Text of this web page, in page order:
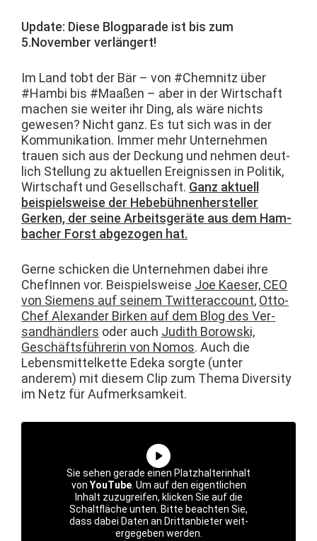
Update: Diese Blog­pa­rade ist bis zum
5.November verlängert!
Im Land tobt der Bär – von #Chem­nitz über
#Ham­bi bis #Maaßen – aber in der Wirtschaft
machen sie weit­er ihr Ding, als wäre nichts
gewe­sen? Nicht ganz. Es tut sich was in der
Kom­mu­nika­tion. Immer mehr Unternehmen
trauen sich aus der Deck­ung und nehmen deut­
lich Stel­lung zu aktuellen Ereignis­sen in Poli­tik,
Wirtschaft und Gesellschaft. Ganz aktuell
beispiel­sweise der Hebe­büh­nen­her­steller
Gerken, der seine Arbeits­geräte aus dem Ham­
bach­er Forst abge­zo­gen hat.
Gerne schick­en die Unternehmen dabei ihre
ChefInnen vor. Beispiel­sweise Joe Kaeser, CEO
von Siemens auf seinem Twit­ter­ac­count, Otto-
Chef Alexan­der Birken auf dem Blog des Ver­
sand­händlers oder auch Judith Borows­ki,
Geschäfts­führerin von Nomos. Auch die
Lebens­mit­telkette Ede­ka sorgte (unter
anderem) mit diesem Clip zum The­ma Diver­si­ty
im Netz für Aufmerksamkeit.
Sie sehen ger­ade einen Platzhal­ter­in­halt
von YouTube. Um auf den eigentlichen
Inhalt zuzu­greifen, klick­en Sie auf die
Schalt­fläche unten. Bitte beacht­en Sie,
dass dabei Dat­en an Drit­tan­bi­eter weit­
ergegeben werden.